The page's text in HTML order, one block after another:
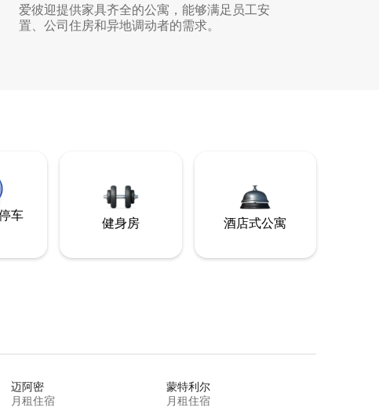
爱彼迎提供家具齐全的公寓，能够满足员工安
置、公司住房和异地调动者的需求。
车
健身房 酒店式公寓
迈阿密
月租住宿
蒙特利尔
月租住宿